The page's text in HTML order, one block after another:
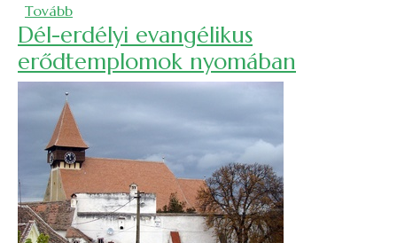
Tovább(Havasrekettyei-vízesés és Sasbérc-kilátó – 2025)
Dél-erdélyi evangélikus
erődtemplomok nyomában